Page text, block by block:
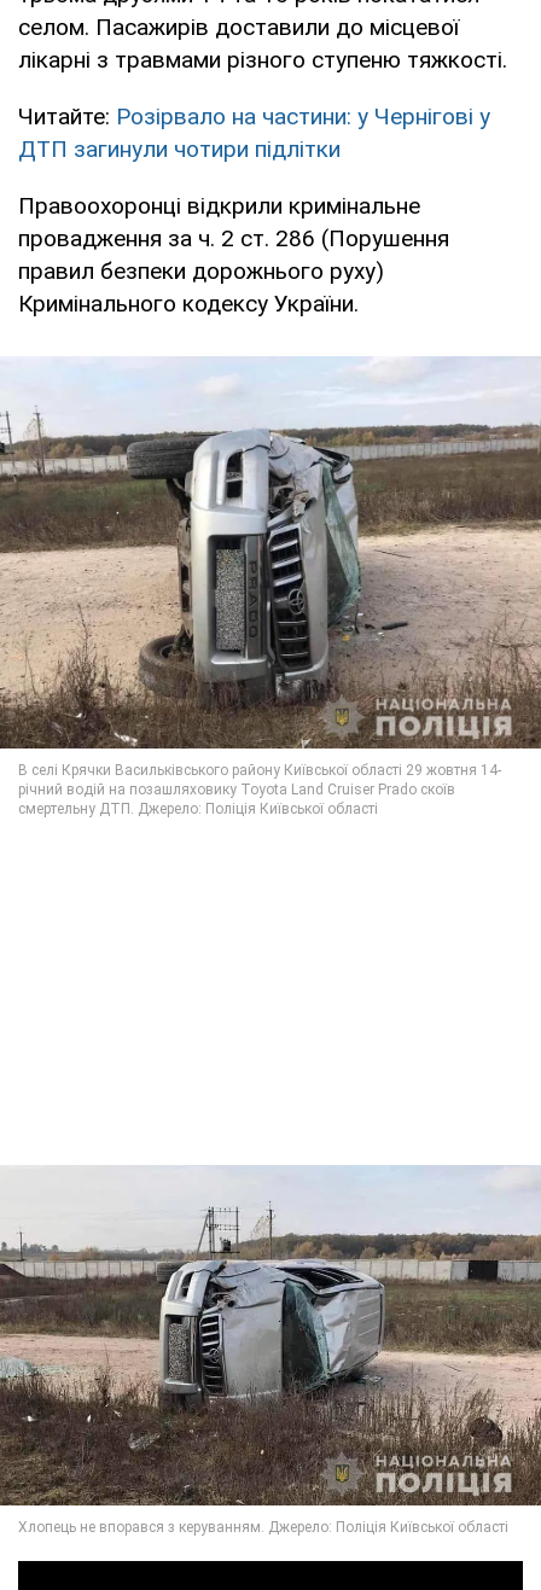
селом. Пасажирів доставили до місцевої
лікарні з травмами різного ступеню тяжкості.
Читайте: Розірвало на частини: у Чернігові у
ДТП загинули чотири підлітки
Правоохоронці відкрили кримінальне
провадження за ч. 2 ст. 286 (Порушення
правил безпеки дорожнього руху)
Кримінального кодексу України.